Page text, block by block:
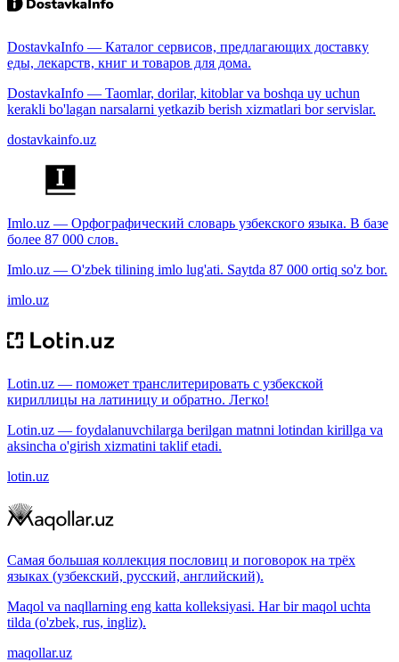
DostavkaInfo — Каталог сервисов, предлагающих доставку
еды, лекарств, книг и товаров для дома.
DostavkaInfo — Taomlar, dorilar, kitoblar va boshqa uy uchun
kerakli bo'lagan narsalarni yetkazib berish xizmatlari bor servislar.
dostavkainfo.uz
Imlo.uz — Орфографический словарь узбекского языка. В базе
более 87 000 слов.
Imlo.uz — O'zbek tilining imlo lug'ati. Saytda 87 000 ortiq so'z bor.
imlo.uz
Lotin.uz — поможет транслитерировать с узбекской
кириллицы на латиницу и обратно. Легко!
Lotin.uz — foydalanuvchilarga berilgan matnni lotindan kirillga va
aksincha o'girish xizmatini taklif etadi.
lotin.uz
Самая большая коллекция пословиц и поговорок на трёх
языках (узбекский, русский, английский).
Maqol va naqllarning eng katta kolleksiyasi. Har bir maqol uchta
tilda (o'zbek, rus, ingliz).
maqollar.uz